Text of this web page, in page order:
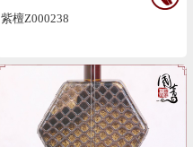
紫檀Z000238